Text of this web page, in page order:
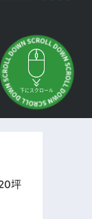
下にスクロール
坪